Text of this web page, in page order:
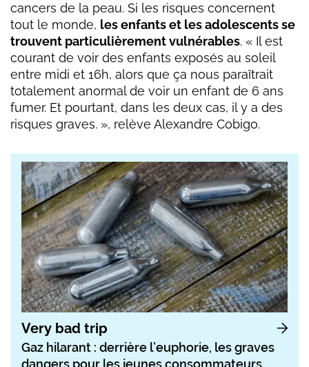
cancers de la peau. Si les risques concernent
tout le monde, les enfants et les adolescents se
trouvent particulièrement vulnérables. « Il est
courant de voir des enfants exposés au soleil
entre midi et 16h, alors que ça nous paraîtrait
totalement anormal de voir un enfant de 6 ans
fumer. Et pourtant, dans les deux cas, il y a des
risques graves. », relève Alexandre Cobigo.
Very bad trip
Gaz hilarant : derrière l’euphorie, les graves
dangers pour les jeunes consommateurs